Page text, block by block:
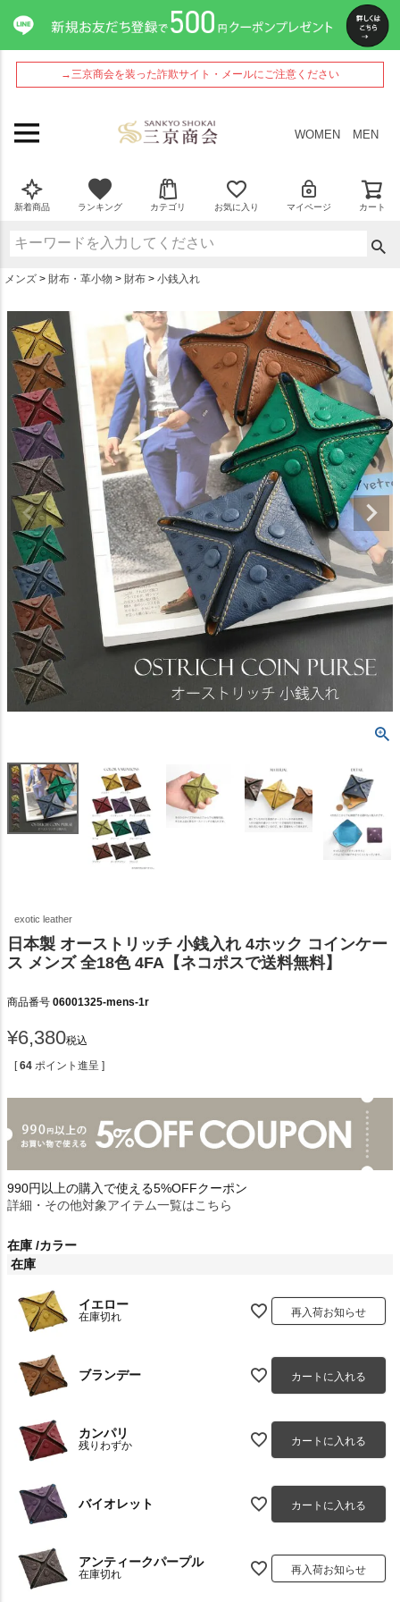
→三京商会を装った詐欺サイト・メールにご注意ください
WOMEN MEN
新着商品 ランキング カテゴリ お気に入り マイページ カート
メンズ 財布・革小物 財布 小銭入れ
exotic leather
日本製 オーストリッチ 小銭入れ 4ホック コインケー
ス メンズ 全18色 4FA【ネコポスで送料無料】
商品番号 06001325-mens-1r
¥6,380税込
[ 64 ポイント進呈 ]
990円以上の購入で使える5%OFFクーポン
詳細・その他対象アイテム一覧はこちら
在庫 カラー
在庫
イエロー
在庫切れ 再入荷お知らせ
ブランデー カートに入れる
カンパリ
残りわずか カートに入れる
バイオレット カートに入れる
アンティークパープル
在庫切れ 再入荷お知らせ
ペー
ジト
ップ
へ